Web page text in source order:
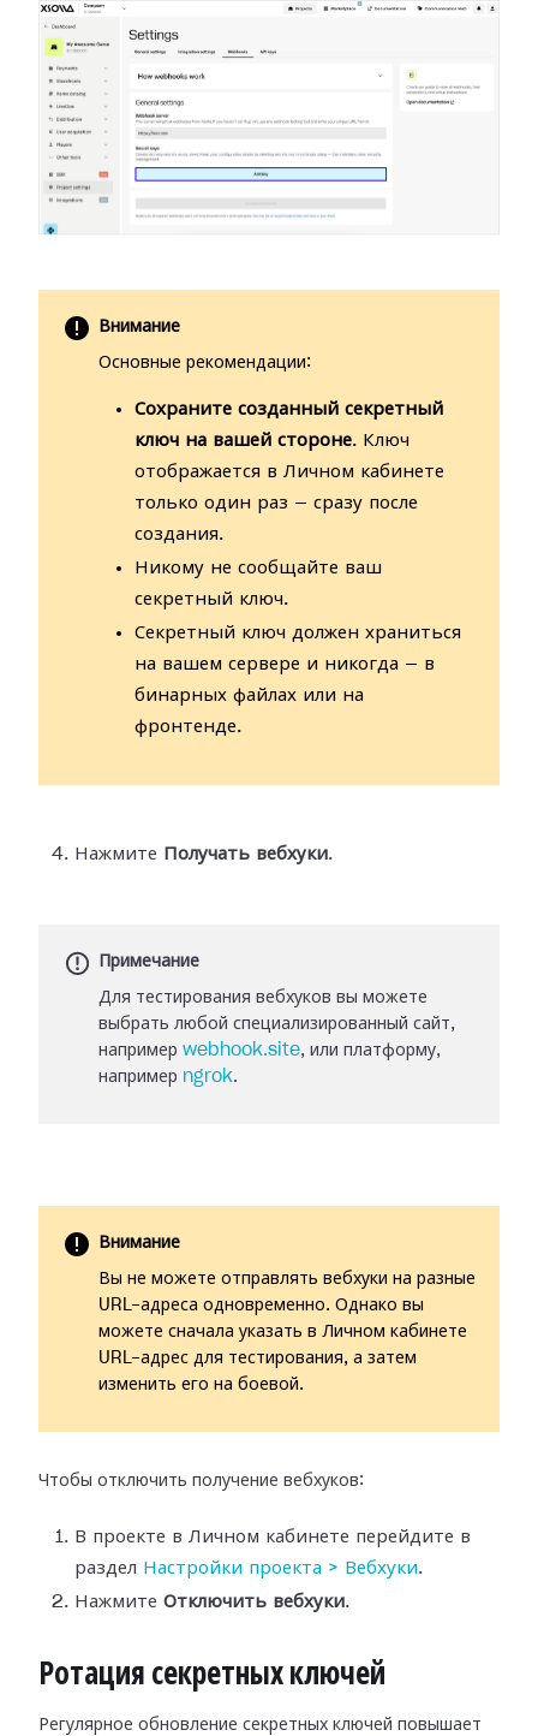
Внимание
Основные рекомендации:
Сохраните созданный секретный
ключ на вашей стороне. Ключ
отображается в Личном кабинете
только один раз — сразу после
создания.
Никому не сообщайте ваш
секретный ключ.
Секретный ключ должен храниться
на вашем сервере и никогда — в
бинарных файлах или на
фронтенде.
Нажмите Получать вебхуки.
Примечание
Для тестирования вебхуков вы можете
выбрать любой специализированный сайт,
например webhook.site, или платформу,
например ngrok.
Внимание
Вы не можете отправлять вебхуки на разные
URL-адреса одновременно. Однако вы
можете сначала указать в Личном кабинете
URL-адрес для тестирования, а затем
изменить его на боевой.
Чтобы отключить получение вебхуков:
В проекте в Личном кабинете перейдите в
раздел Настройки проекта > Вебхуки.
Нажмите Отключить вебхуки.
Ротация секретных ключей
Регулярное обновление секретных ключей повышает